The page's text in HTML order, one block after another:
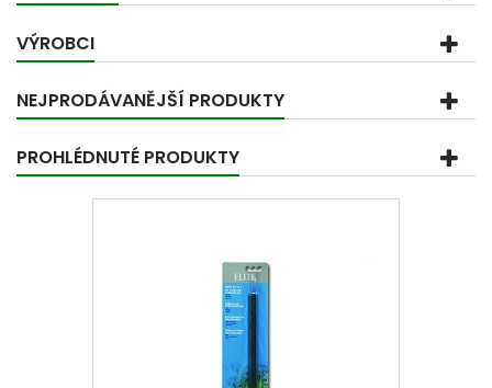
VÝROBCI
NEJPRODÁVANĚJŠÍ PRODUKTY
PROHLÉDNUTÉ PRODUKTY